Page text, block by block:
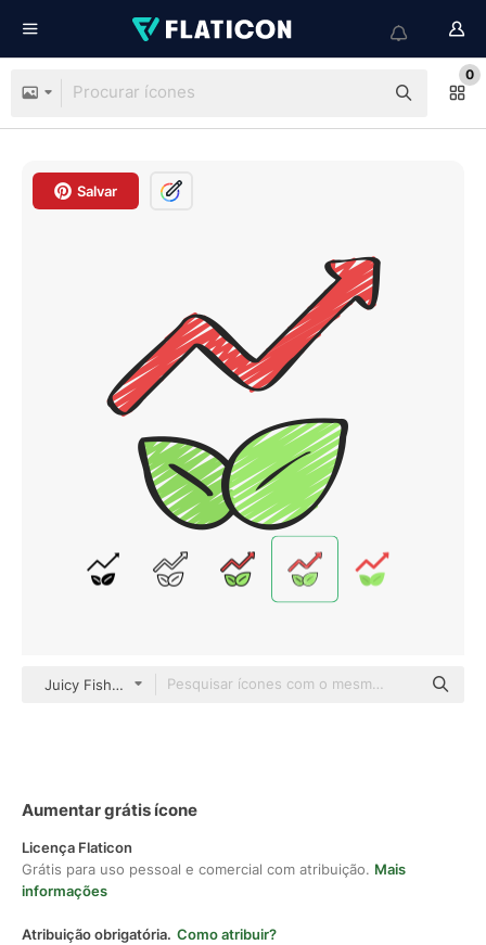
0
Salvar
Juicy Fish Sketchy
Aumentar grátis ícone
Licença Flaticon
Grátis para uso pessoal e comercial com atribuição. Mais
informações
Atribuição obrigatória. Como atribuir?